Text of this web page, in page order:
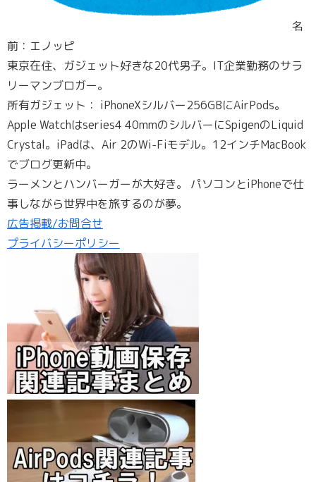
名
前：エノッピ
東京在住、ガジェット好きな20代男子。IT企業勤務のサラ
リーマンブロガー。
所有ガジェット： iPhoneXシルバー256GBにAirPods。
Apple Watchはseries4 40mmのシルバーにSpigenのLiquid
Crystal。iPadは、Air 2のWi-Fiモデル。12インチMacBook
でブログ更新中。
ラーメンとハンバーガーが大好き。 パソコンとiPhoneで仕
事しながら世界中を旅するのが夢。
広告掲載/お問合せ
プライバシーポリシー